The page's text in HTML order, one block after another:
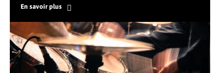
En savoir plus